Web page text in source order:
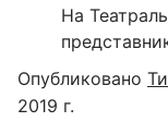
На
Опубликовано
2019 г.